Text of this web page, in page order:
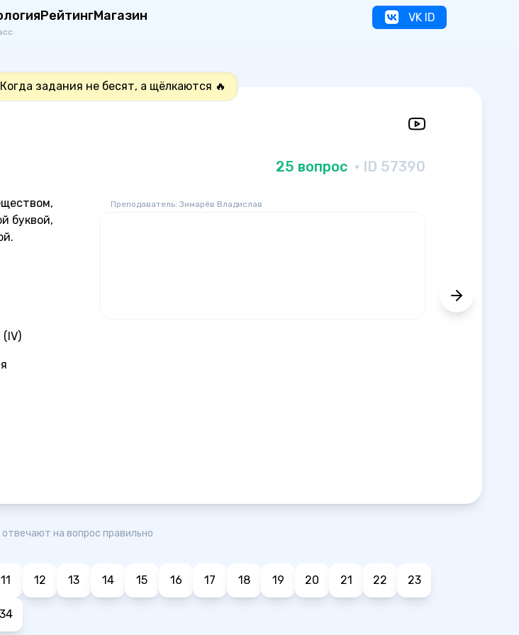
РейтингМагазин VK ID
задания не бесят, а щёлкаются 🔥
25 вопрос · ID 57390
буквой,
Преподаватель: Зимарёв Владислав
отвечают на вопрос правильно
11 12 13 14 15 16 17 18 19 20 21 22 23
34